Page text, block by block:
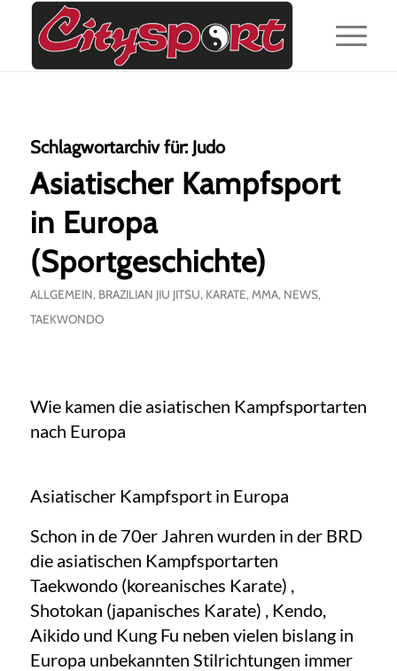
Schlagwortarchiv für: Judo
Asiatischer Kampfsport
in Europa
(Sportgeschichte)
ALLGEMEIN, BRAZILIAN JIU JITSU, KARATE, MMA, NEWS,
TAEKWONDO
Wie kamen die asiatischen Kampfsportarten
nach Europa
Asiatischer Kampfsport in Europa
Schon in de 70er Jahren wurden in der BRD
die asiatischen Kampfsportarten
Taekwondo (koreanisches Karate) ,
Shotokan (japanisches Karate) , Kendo,
Aikido und Kung Fu neben vielen bislang in
Europa unbekannten Stilrichtungen immer